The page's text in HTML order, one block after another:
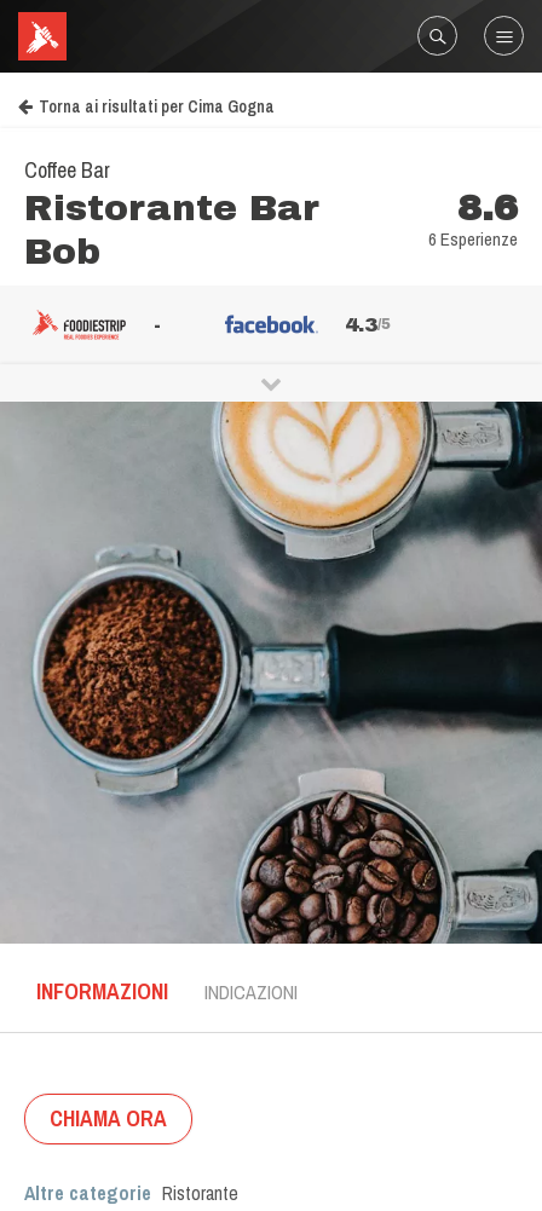
Torna ai risultati per Cima Gogna
Coffee Bar
Ristorante Bar
Bob
8.6
6 Esperienze
- 4.3/5
INFORMAZIONI INDICAZIONI
CHIAMA ORA
Altre categorie Ristorante